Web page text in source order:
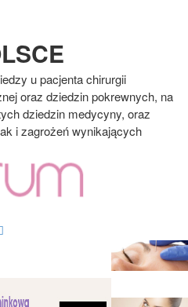
u pacjenta chirurgii
oraz dziedzin pokrewnych, na
dziedzin medycyny, oraz
i zagrożeń wynikających